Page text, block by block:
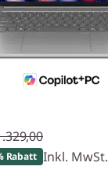
Rabatt Inkl. MwSt.